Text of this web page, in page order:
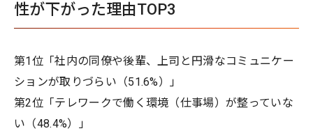
性が下がった理由TOP3
第1位「社内の同僚や後輩、上司と円滑なコミュニケー
ションが取りづらい（51.6%）」
第2位「テレワークで働く環境（仕事場）が整っていな
い（48.4%）」